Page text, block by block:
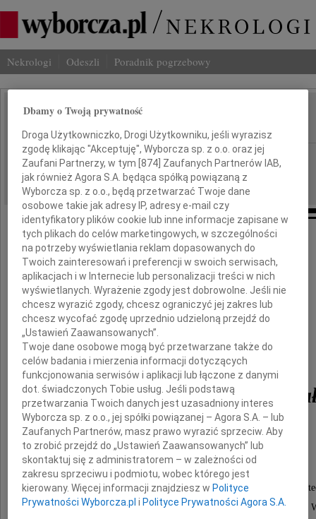
Nekrologi Odeszli Poradnik pogrzebowy
Adolf Horubała
REGION: Warszawa
DATA EMISJI: 24.03.2026
W dniu 20 marca 2026 roku
w wieku 101 lat zmarł
Profesor Adolf
członek rzeczywisty Polskiej Akademii Nauk
Wybitny specjalista zajmujący się nauką o żywności i jej
związany ze Szkołą Główną Gospodarstwa Wiejskiego w
Dbamy o Twoją prywatność
Droga Użytkowniczko, Drogi Użytkowniku, jeśli wyrazisz
zgodę klikając "Akceptuję", Wyborcza sp. z o.o. oraz jej
Zaufani Partnerzy, w tym [874 ] Zaufanych Partnerów IAB,
jak również Agora S.A. będąca spółką powiązaną z
Wyborcza sp. z o.o., będą przetwarzać Twoje dane
osobowe takie jak adresy IP, adresy e-mail czy
identyfikatory plików cookie lub inne informacje zapisane w
tych plikach do celów marketingowych, w szczególności
na potrzeby wyświetlania reklam dopasowanych do
Twoich zainteresowań i preferencji w swoich serwisach,
aplikacjach i w Internecie lub personalizacji treści w nich
wyświetlanych. Wyrażenie zgody jest dobrowolne. Jeśli nie
chcesz wyrazić zgody, chcesz ograniczyć jej zakres lub
chcesz wycofać zgodę uprzednio udzieloną przejdź do
„Ustawień Zaawansowanych”.
Twoje dane osobowe mogą być przetwarzane także do
celów badania i mierzenia informacji dotyczących
funkcjonowania serwisów i aplikacji lub łączone z danymi
dot. świadczonych Tobie usług. Jeśli podstawą
przetwarzania Twoich danych jest uzasadniony interes
Wyborcza sp. z o.o., jej spółki powiązanej – Agora S.A. – lub
Zaufanych Partnerów, masz prawo wyrazić sprzeciw. Aby
to zrobić przejdź do „Ustawień Zaawansowanych” lub
skontaktuj się z administratorem – w zależności od
zakresu sprzeciwu i podmiotu, wobec którego jest
kierowany. Więcej informacji znajdziesz w Polityce
Prywatności Wyborcza.pl i Polityce Prywatności Agora S.A.